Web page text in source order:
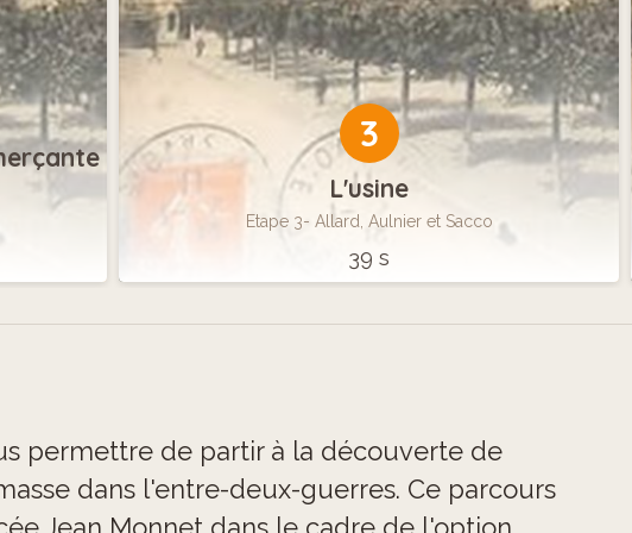
3
L'usine
Etape 3- Allard, Aulnier et Sacco
39 s
permettre de partir à la découverte de
dans l'entre-deux-guerres. Ce parcours